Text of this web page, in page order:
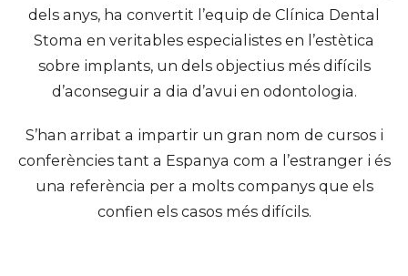
dels anys, ha convertit l’equip de Clínica Dental
Stoma en veritables especialistes en l’estètica
sobre implants, un dels objectius més difícils
d’aconseguir a dia d’avui en odontologia.
S’han arribat a impartir un gran nom de cursos i
conferències tant a Espanya com a l’estranger i és
una referència per a molts companys que els
confien els casos més difícils.